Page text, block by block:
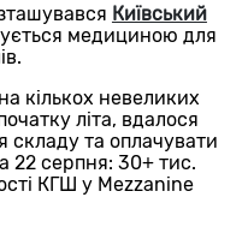
Київський
медициною для
кількох невеликих
літа, вдалося
складу та оплачувати
22 серпня: 30+ тис.
КГШ у Mezzanine